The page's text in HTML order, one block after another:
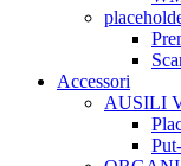
Accessori
AUSILI